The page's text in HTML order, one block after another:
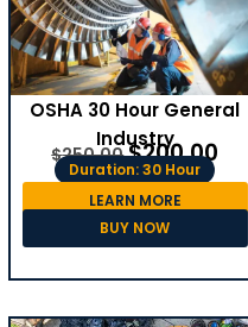
OSHA 30 Hour General
Industry
$250.00 $200.00
Duration: 30 Hour
LEARN MORE
BUY NOW